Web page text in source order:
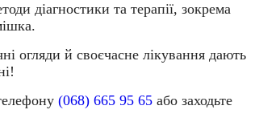
діагностики та терапії, зокрема
огляди й своєчасне лікування дають
(068) 665 95 65 або заходьте